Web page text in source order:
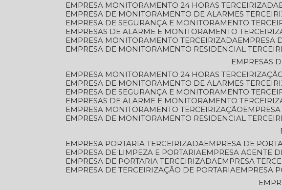
EMPRESA MONITORAMENTO 24 HORAS TERCEIRIZADA
EMPRESA DE MONITORAMENTO DE ALARMES
EMPRESA DE SEGURANÇA E MONITORAMENTO
EMPRESAS DE ALARME E MONITORAMENTO
EMPRESA MONITORAMENTO TERCEIRIZADA
EMPRESA DE MONITORAMENTO RESIDENCIAL
EMPRESAS
EMPRESA MONITORAMENTO 24 HORAS
EMPRESA DE MONITORAMENTO DE ALARMES
EMPRESA DE SEGURANÇA E MONITORAMENTO
EMPRESAS DE ALARME E MONITORAMENTO
EMPRESA MONITORAMENTO TERCEIRIZAÇÃO
EMPRESA DE MONITORAMENTO RESIDENCIAL
EMPRESA PORTARIA TERCEIRIZADA
EMPRESA DE
EMPRESA DE LIMPEZA E PORTARIA
EMPRESA AGENTE
EMPRESA DE PORTARIA TERCEIRIZADA
EMPRESA
EMPRESA DE TERCEIRIZAÇÃO DE PORTARIA
EMPRESA